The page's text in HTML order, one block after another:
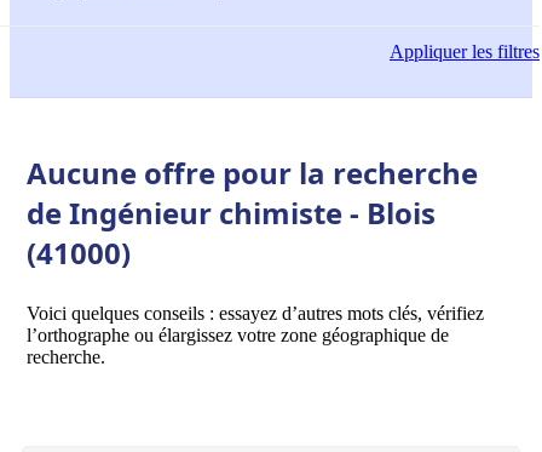
Appliquerles filtres
Aucune offre pour la recherche
de Ingénieur chimiste - Blois
(41000)
Voici quelques conseils : essayez d’autres mots clés, vérifiez
l’orthographe ou élargissez votre zone géographique de
recherche.